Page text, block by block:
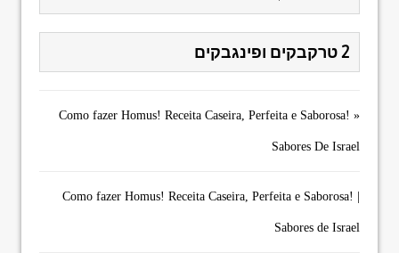
2 טרקבקים ופינגבקים
Como fazer Homus! Receita Caseira, Perfeita e Saborosa! »
Sabores De Israel
Como fazer Homus! Receita Caseira, Perfeita e Saborosa! |
Sabores de Israel